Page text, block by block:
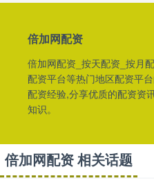
倍加网配资
倍加网配资_按天配资_按月
配资平台等热门地区配资平
配资经验,分享优质的配资资
知识。
倍加网配资 相关话题